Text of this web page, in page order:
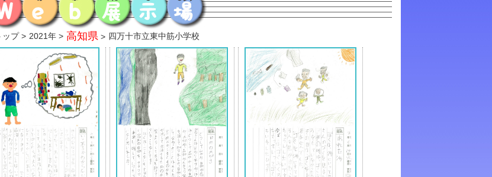
ップ 2021年 高知県 四万十市立東中筋小学校